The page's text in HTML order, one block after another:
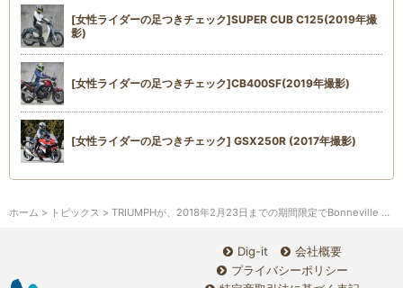
[女性ライダーの足つきチェック]SUPER CUB C125(2019年撮
影)
[女性ライダーの足つきチェック]CB400SF(2019年撮影)
[女性ライダーの足つきチェック] GSX250R (2017年撮影)
ホーム > トピックス > TRIUMPHが、2018年2月23日までの期間限定でBonneville Bobber Black debut fair を実施中です
Dig-it
会社概要
プライバシーポリシー